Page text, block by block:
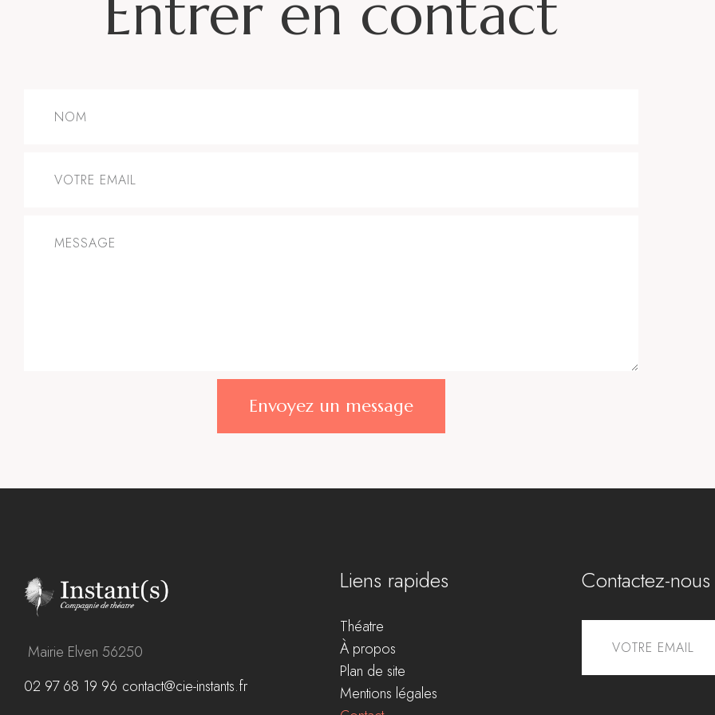
Envoyez un message
Mairie Elven 56250
02 97 68 19 96 contact@cie-instants.fr
Liens rapides
Théatre
À propos
Plan de site
Mentions légales
Contactez-nous